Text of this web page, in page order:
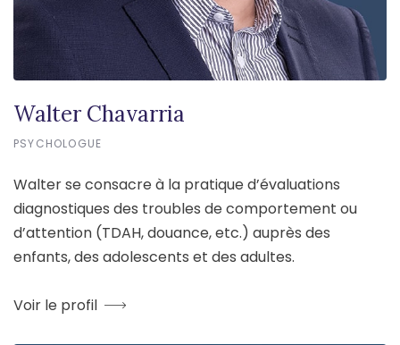
Walter Chavarria
PSYCHOLOGUE
Walter se consacre à la pratique d’évaluations
diagnostiques des troubles de comportement ou
d’attention (TDAH, douance, etc.) auprès des
enfants, des adolescents et des adultes.
Voir le profil